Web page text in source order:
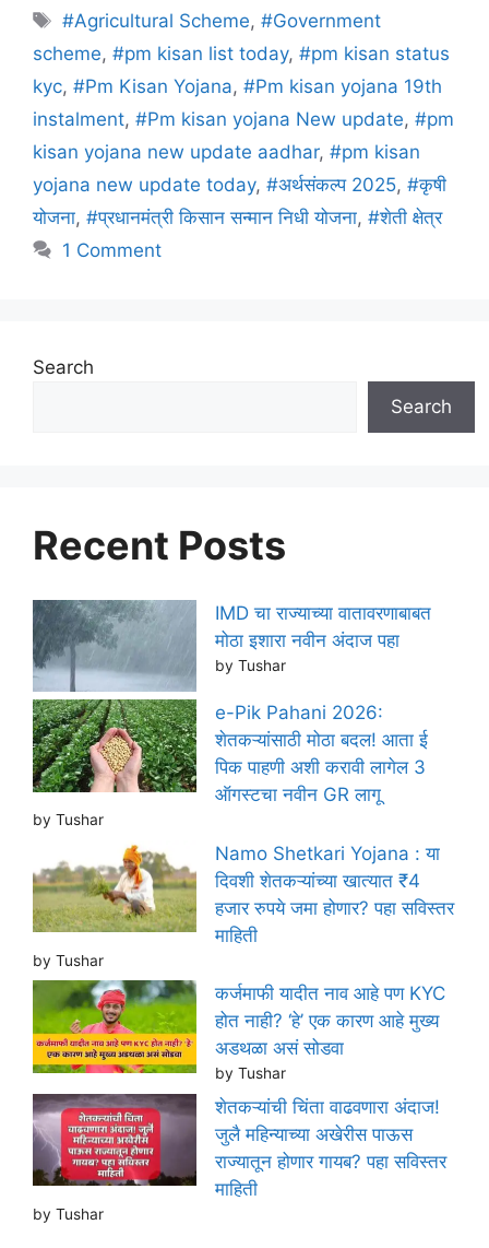
Tags
#Agricultural Scheme,#Government
scheme, #pm kisan list today, #pm kisan status
kyc, #Pm Kisan Yojana, #Pm kisan yojana 19th
instalment, #Pm kisan yojana New update, #pm
kisan yojana new update aadhar, #pm kisan
yojana new update today, #अर्थसंकल्प 2025, #कृषी
योजना, #प्रधानमंत्री किसान सन्मान निधी योजना, #शेती क्षेत्र
1 Comment
Search
Search
Recent Posts
IMD चा राज्याच्या वातावरणाबाबत
मोठा इशारा नवीन अंदाज पहा
by Tushar
e-Pik Pahani 2026:
शेतकऱ्यांसाठी मोठा बदल! आता ई
पिक पाहणी अशी करावी लागेल 3
ऑगस्टचा नवीन GR लागू
by Tushar
Namo Shetkari Yojana : या
दिवशी शेतकऱ्यांच्या खात्यात ₹4
हजार रुपये जमा होणार? पहा सविस्तर
माहिती
by Tushar
कर्जमाफी यादीत नाव आहे पण KYC
होत नाही? ‘हे’ एक कारण आहे मुख्य
अडथळा असं सोडवा
by Tushar
शेतकऱ्यांची चिंता वाढवणारा अंदाज!
जुलै महिन्याच्या अखेरीस पाऊस
राज्यातून होणार गायब? पहा सविस्तर
माहिती
by Tushar